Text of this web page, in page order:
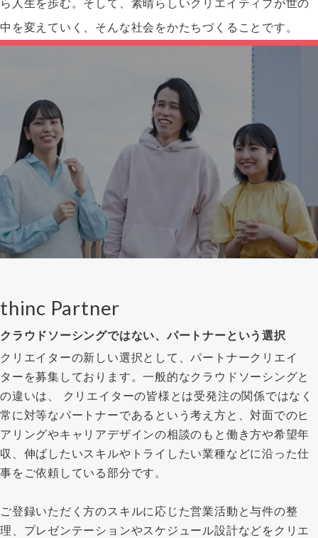
ら人生を歩む。そして、素晴らしいクリエイティブが世の
中を変えていく、そんな社会をかたちづくることです。
thinc Partner
クラウドソーシングではない、パートナーという選択
クリエイターの新しい選択として、パートナークリエイ
ターを募集しております。一般的なクラウドソーシングと
の違いは、 クリエイターの皆様とは受発注の関係ではなく
常に対等なパートナーであるという考え方と、対面でのヒ
アリングやキャリアデザインの相談のもと働き方や希望年
収、伸ばしたいスキルやトライしたい業種などに沿った仕
事をご依頼している部分です。
ご登録いただく方のスキルに応じた営業活動と与件の整
理、プレゼンテーションやスケジュール設計などをクリエ